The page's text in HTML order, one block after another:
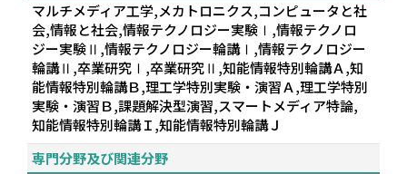
マルチメディア工学,メカトロニクス,コンピュータと社
会,情報と社会,情報テクノロジー実験Ⅰ,情報テクノロ
ジー実験Ⅱ,情報テクノロジー輪講Ⅰ,情報テクノロジー
輪講Ⅱ,卒業研究Ⅰ,卒業研究Ⅱ,知能情報特別輪講Ａ,知
能情報特別輪講Ｂ,理工学特別実験・演習Ａ,理工学特別
実験・演習Ｂ,課題解決型演習,スマートメディア特論,
知能情報特別輪講Ｉ,知能情報特別輪講Ｊ
専門分野及び関連分野